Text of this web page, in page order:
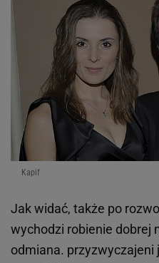
Kapif
Jak widać, także po
wychodzi robienie dobrej
odmiana.